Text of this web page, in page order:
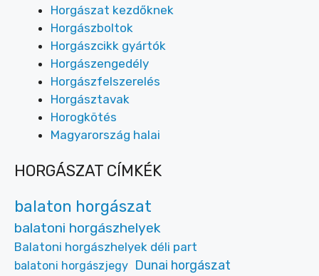
Horgászat kezdőknek
Horgászboltok
Horgászcikk gyártók
Horgászengedély
Horgászfelszerelés
Horgásztavak
Horogkötés
Magyarország halai
HORGÁSZAT CÍMKÉK
balaton horgászat
balatoni horgászhelyek
Balatoni horgászhelyek déli part
balatoni horgászjegy Dunai horgászat